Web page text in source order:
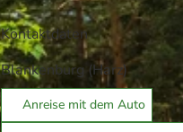
Kontaktdaten
Blankenburg (Harz)
Anreise mit dem Auto